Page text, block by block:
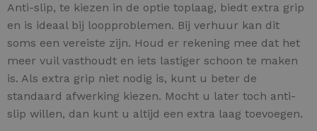
Anti-slip, te kiezen in de optie toplaag, biedt extra grip
en is ideaal bij loopproblemen. Bij verhuur kan dit
soms een vereiste zijn. Houd er rekening mee dat het
meer vuil vasthoudt en iets lastiger schoon te maken
is. Als extra grip niet nodig is, kunt u beter de
standaard afwerking kiezen. Mocht u later toch anti-
slip willen, dan kunt u altijd een extra laag toevoegen.